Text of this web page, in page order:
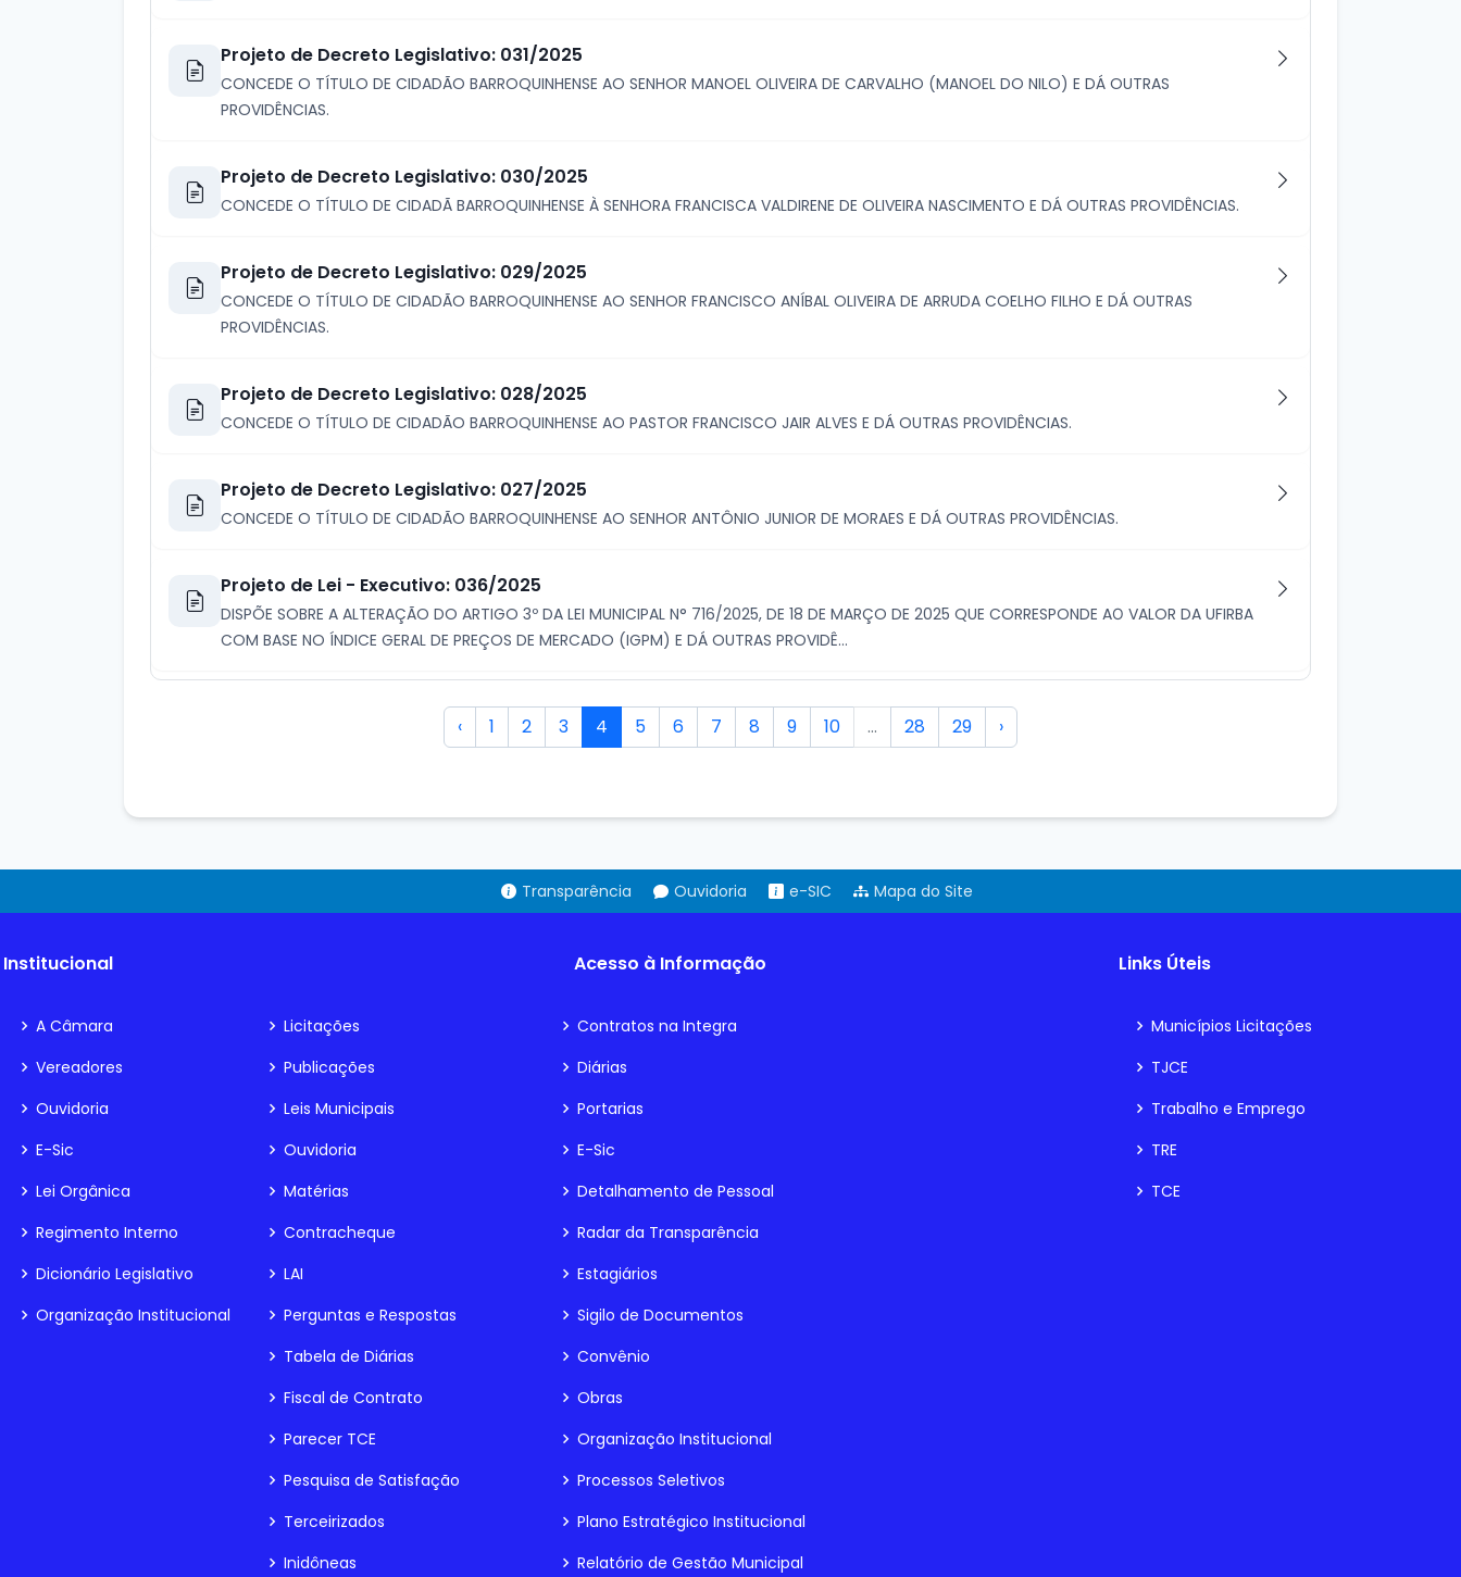
Projeto de Decreto Legislativo: 031/2025
CONCEDE O TÍTULO DE CIDADÃO BARROQUINHENSE AO SENHOR MANOEL OLIVEIRA DE CARVALHO (MANOEL DO NILO) E DÁ OUTRAS
PROVIDÊNCIAS.
Projeto de Decreto Legislativo: 030/2025
CONCEDE O TÍTULO DE CIDADÃ BARROQUINHENSE À SENHORA FRANCISCA VALDIRENE DE OLIVEIRA NASCIMENTO E DÁ OUTRAS PROVIDÊNCIAS.
Projeto de Decreto Legislativo: 029/2025
CONCEDE O TÍTULO DE CIDADÃO BARROQUINHENSE AO SENHOR FRANCISCO ANÍBAL OLIVEIRA DE ARRUDA COELHO FILHO E DÁ OUTRAS
PROVIDÊNCIAS.
Projeto de Decreto Legislativo: 028/2025
CONCEDE O TÍTULO DE CIDADÃO BARROQUINHENSE AO PASTOR FRANCISCO JAIR ALVES E DÁ OUTRAS PROVIDÊNCIAS.
Projeto de Decreto Legislativo: 027/2025
CONCEDE O TÍTULO DE CIDADÃO BARROQUINHENSE AO SENHOR ANTÔNIO JUNIOR DE MORAES E DÁ OUTRAS PROVIDÊNCIAS.
Projeto de Lei - Executivo: 036/2025
DISPÕE SOBRE A ALTERAÇÃO DO ARTIGO 3º DA LEI MUNICIPAL N° 716/2025, DE 18 DE MARÇO DE 2025 QUE CORRESPONDE AО VALOR DA UFIRBA
COM BASE NO ÍNDICE GERAL DE PREÇOS DE MERCADO (IGPM) E DÁ OUTRAS PROVIDÊ...
‹ 1 2 3 4 5 6 7 8 9 10 ... 28 29 ›
Transparência Ouvidoria e-SIC Mapa do Site
Institucional
A Câmara
Vereadores
Ouvidoria
E-Sic
Lei Orgânica
Regimento Interno
Dicionário Legislativo
Organização Institucional
Acesso à Informação
Licitações
Contratos na Integra
Publicações
Diárias
Leis Municipais
Portarias
Ouvidoria
E-Sic
Matérias
Detalhamento de Pessoal
Contracheque
Radar da Transparência
LAI
Estagiários
Perguntas e Respostas
Sigilo de Documentos
Tabela de Diárias
Convênio
Fiscal de Contrato
Obras
Parecer TCE
Organização Institucional
Pesquisa de Satisfação
Processos Seletivos
Terceirizados
Plano Estratégico Institucional
Inidôneas
Relatório de Gestão Municipal
Links Úteis
Municípios Licitações
TJCE
Trabalho e Emprego
TRE
TCE